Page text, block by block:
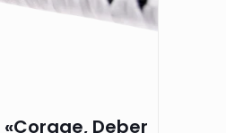
«Corage, Deber